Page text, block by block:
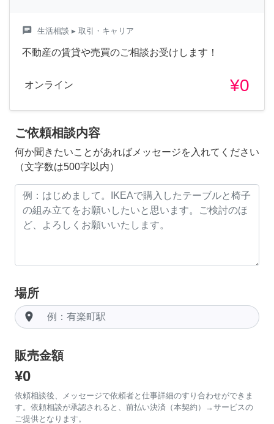
chat 生活相談 ▸ 取引・キャリア
不動産の賃貸や売買のご相談お受けします！
オンライン ¥0
ご依頼相談内容
何か聞きたいことがあればメッセージを入れてください
（文字数は500字以内）
場所
room
販売金額
¥0
依頼相談後、メッセージで依頼者と仕事詳細のすり合わせができま
す。依頼相談が承認されると、前払い決済（本契約）→サービスの
ご提供となります。